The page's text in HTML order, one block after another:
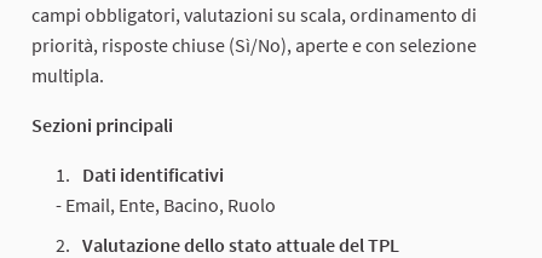
campi obbligatori, valutazioni su scala, ordinamento di
priorità, risposte chiuse (Sì/No), aperte e con selezione
multipla.
Sezioni principali
Dati identificativi
- Email, Ente, Bacino, Ruolo
Valutazione dello stato attuale del TPL